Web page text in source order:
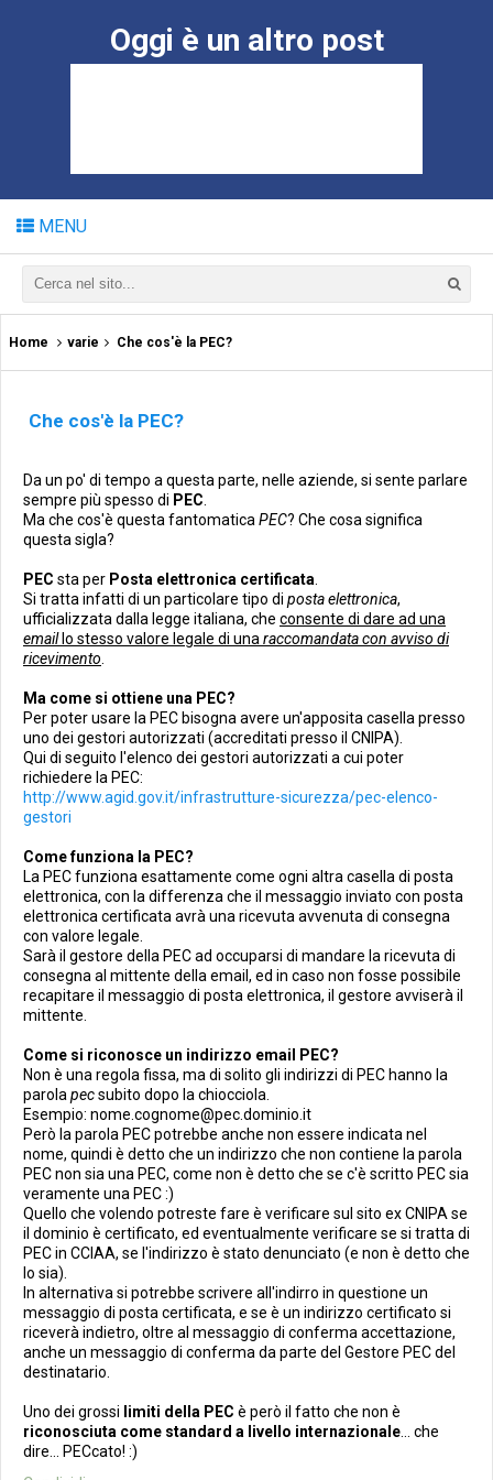
Oggi è un altro post
MENU
Home varie Che cos'è la PEC?
Che cos'è la PEC?
Da un po' di tempo a questa parte, nelle aziende, si sente parlare
sempre più spesso di PEC
Ma che cos'è questa fantomatica PEC? Che cosa significa
questa sigla?
PEC sta per Posta elettronica certificata
Si tratta infatti di un particolare tipo di posta elettronica,
ufficializzata dalla legge italiana, che consente di dare ad una
emaillo stesso valore legale di una raccomandata con avviso di
ricevimento
Ma come si ottiene una PEC?
Per poter usare la PEC bisogna avere un'apposita casella presso
uno dei gestori autorizzati (accreditati presso il CNIPA).
Qui di seguito l'elenco dei gestori autorizzati a cui poter
richiedere la PEC:
http://www.agid.gov.it/infrastrutture-sicurezza/pec-elenco-
gestori
Come funziona la PEC?
La PEC funziona esattamente come ogni altra casella di posta
elettronica, con la differenza che il messaggio inviato con posta
elettronica certificata avrà una ricevuta avvenuta di consegna
con valore legale.
Sarà il gestore della PEC ad occuparsi di mandare la ricevuta di
consegna al mittente della email, ed in caso non fosse possibile
recapitare il messaggio di posta elettronica, il gestore avviserà il
mittente.
Come si riconosce un indirizzo email PEC?
Non è una regola fissa, ma di solito gli indirizzi di PEC hanno la
parola pecsubito dopo la chiocciola.
Esempio: nome.cognome@pec.dominio.it
Però la parola PEC potrebbe anche non essere indicata nel
nome, quindi è detto che un indirizzo che non contiene la parola
PEC non sia una PEC, come non è detto che se c'è scritto PEC sia
veramente una PEC :)
Quello che volendo potreste fare è verificare sul sito ex CNIPA se
il dominio è certificato, ed eventualmente verificare se si tratta di
PEC in CCIAA, se l'indirizzo è stato denunciato (e non è detto che
lo sia).
In alternativa si potrebbe scrivere all'indirro in questione un
messaggio di posta certificata, e se è un indirizzo certificato si
riceverà indietro, oltre al messaggio di conferma accettazione,
anche un messaggio di conferma da parte del Gestore PEC del
destinatario.
Uno dei grossi limiti della PEC è però il fatto che non è
riconosciuta come standard a livello internazionale ... che
dire... PECcato! :)